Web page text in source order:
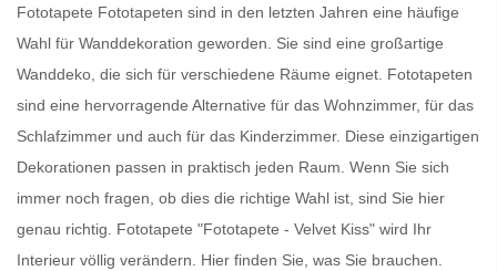
Fototapete Fototapeten sind in den letzten Jahren eine häufige
Wahl für Wanddekoration geworden. Sie sind eine großartige
Wanddeko, die sich für verschiedene Räume eignet. Fototapeten
sind eine hervorragende Alternative für das Wohnzimmer, für das
Schlafzimmer und auch für das Kinderzimmer. Diese einzigartigen
Dekorationen passen in praktisch jeden Raum. Wenn Sie sich
immer noch fragen, ob dies die richtige Wahl ist, sind Sie hier
genau richtig. Fototapete "Fototapete - Velvet Kiss" wird Ihr
Interieur völlig verändern. Hier finden Sie, was Sie brauchen.